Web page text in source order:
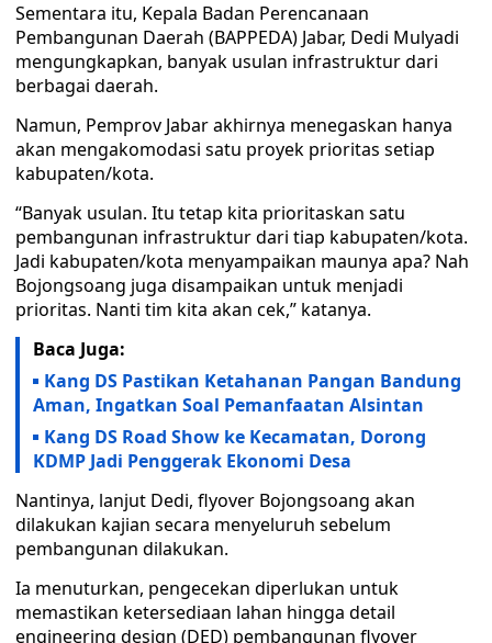
Sementara itu, Kepala Badan Perencanaan
Pembangunan Daerah (BAPPEDA) Jabar, Dedi Mulyadi
mengungkapkan, banyak usulan infrastruktur dari
berbagai daerah.
Namun, Pemprov Jabar akhirnya menegaskan hanya
akan mengakomodasi satu proyek prioritas setiap
kabupaten/kota.
“Banyak usulan. Itu tetap kita prioritaskan satu
pembangunan infrastruktur dari tiap kabupaten/kota.
Jadi kabupaten/kota menyampaikan maunya apa? Nah
Bojongsoang juga disampaikan untuk menjadi
prioritas. Nanti tim kita akan cek,” katanya.
Baca Juga:
Kang DS Pastikan Ketahanan Pangan Bandung
Aman, Ingatkan Soal Pemanfaatan Alsintan
Kang DS Road Show ke Kecamatan, Dorong
KDMP Jadi Penggerak Ekonomi Desa
Nantinya, lanjut Dedi, flyover Bojongsoang akan
dilakukan kajian secara menyeluruh sebelum
pembangunan dilakukan.
Ia menuturkan, pengecekan diperlukan untuk
memastikan ketersediaan lahan hingga detail
engineering design (DED) pembangunan flyover